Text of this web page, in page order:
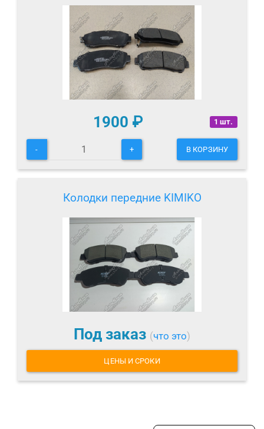
1 шт.
1900 ₽
- + В КОРЗИНУ
Колодки передние KIMIKO
Под заказ (что это)
ЦЕНЫ И СРОКИ